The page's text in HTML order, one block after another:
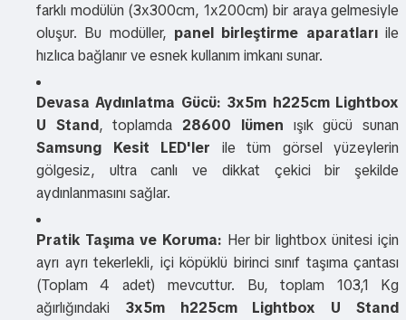
farklı modülün (3x300cm, 1x200cm) bir araya gelmesiyle
oluşur. Bu modüller, panel birleştirme aparatlarıile
hızlıca bağlanır ve esnek kullanım imkanı sunar.
Devasa Aydınlatma Gücü: 3x5m h225cm Lightbox
U Stand, toplamda28600 lümen ışık gücü sunan
Samsung Kesit LED'ler ile tüm görsel yüzeylerin
gölgesiz, ultra canlı ve dikkat çekici bir şekilde
aydınlanmasını sağlar.
Pratik Taşıma ve Koruma: Her bir lightbox ünitesi için
ayrı ayrı tekerlekli, içi köpüklü birinci sınıf taşıma çantası
(Toplam 4 adet) mevcuttur. Bu, toplam 103,1 Kg
ağırlığındaki 3x5m h225cm Lightbox U Stand